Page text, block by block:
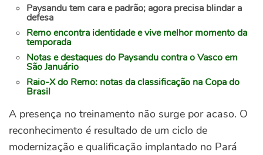
Paysandu tem cara e padrão; agora precisa blindar a
defesa
Remo encontra identidade e vive melhor momento da
temporada
Notas e destaques do Paysandu contra o Vasco em
São Januário
Raio-X do Remo: notas da classificação na Copa do
Brasil
A presença no treinamento não surge por acaso. O
reconhecimento é resultado de um ciclo de
modernização e qualificação implantado no Pará